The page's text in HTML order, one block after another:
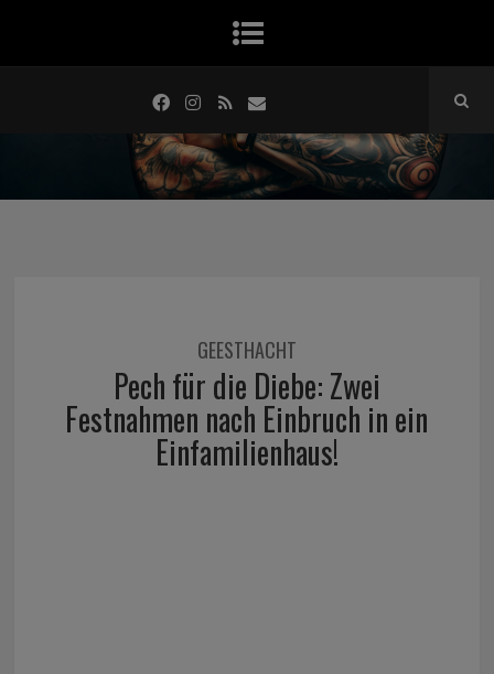
GEESTHACHT
Pech für die Diebe: Zwei
Festnahmen nach Einbruch in ein
Einfamilienhaus!